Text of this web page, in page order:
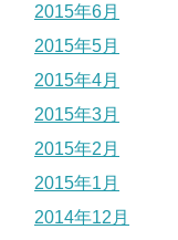
2015年6月
2015年5月
2015年4月
2015年3月
2015年2月
2015年1月
2014年12月